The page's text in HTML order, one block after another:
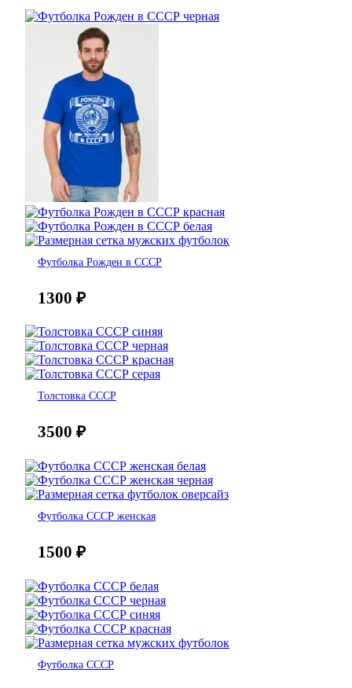
Футболка Рожден в СССР
1300 ₽
Толстовка СССР
3500 ₽
Футболка СССР женская
1500 ₽
Футболка СССР